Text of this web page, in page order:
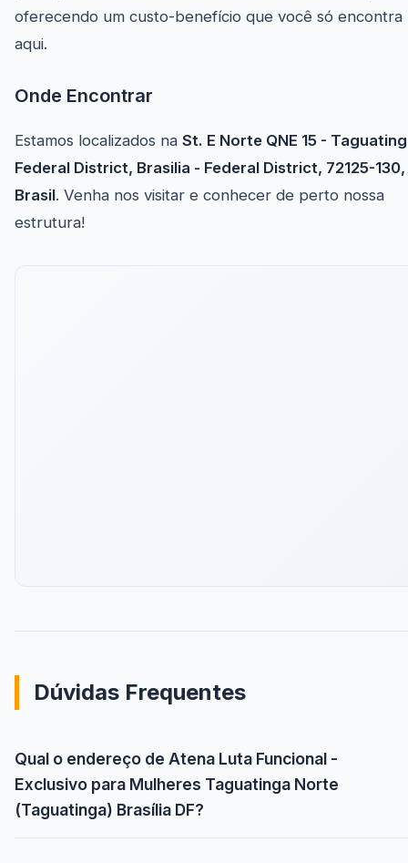
oferecendo um custo-benefício que você só encontra
aqui.
Onde Encontrar
Estamos localizados na St. E Norte QNE 15 -
Federal District, Brasilia - Federal District, 72125-130,
Brasil. Venha nos visitar e conhecer de perto nossa
estrutura!
Dúvidas Frequentes
Qual o endereço de Atena Luta Funcional -
Exclusivo para Mulheres Taguatinga Norte
(Taguatinga) Brasília DF?